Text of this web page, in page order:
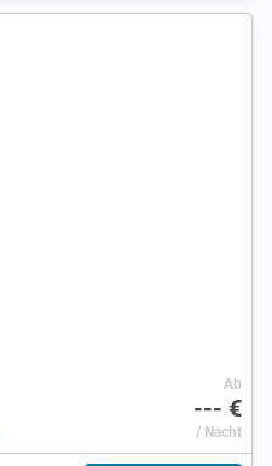
Ab
--- €
/ Nacht